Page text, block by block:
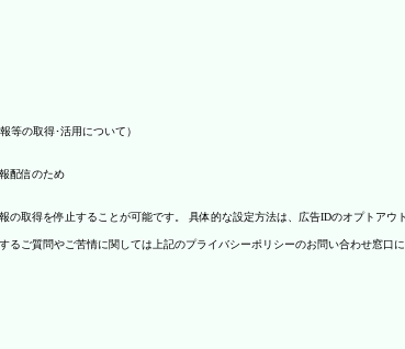
等の取得･活用について）
配信のため
取得を停止することが可能です。 具体的な設定方法は、広告IDのオプトアウ
るご質問やご苦情に関しては上記のプライバシーポリシーのお問い合わせ窓口に